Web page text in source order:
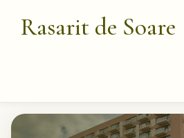
Rasarit de Soare